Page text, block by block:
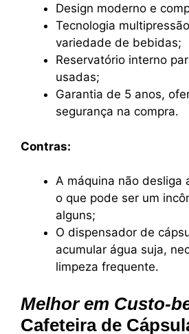
Design moderno e
Tecnologia
variedade de bebidas;
Reservatório interno
usadas;
Garantia de 5 anos,
segurança na compra.
Contras:
A máquina não desliga
o que pode ser um
alguns;
O dispensador de
acumular água suja,
limpeza frequente.
Melhor em Custo-
Cafeteira de